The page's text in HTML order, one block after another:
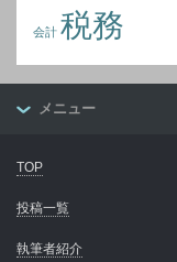
会計 税務
メニュー
TOP
投稿一覧
執筆者紹介